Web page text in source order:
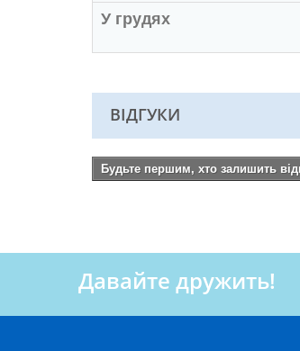
У грудях
ВІДГУКИ
Будьте першим, хто залишить
Давайте дружить!